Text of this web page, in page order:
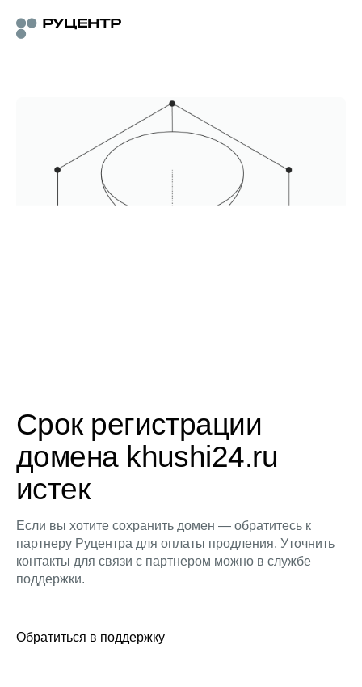
Срок регистрации
домена khushi24.ru
истек
Если вы хотите сохранить домен — обратитесь к
партнеру Руцентра для оплаты продления. Уточнить
контакты для связи с партнером можно в службе
поддержки.
Обратиться в поддержку